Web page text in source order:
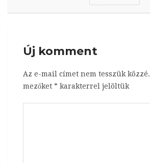
Új komment
Az e-mail címet nem tesszük közzé.
mezőket * karakterrel jelöltük